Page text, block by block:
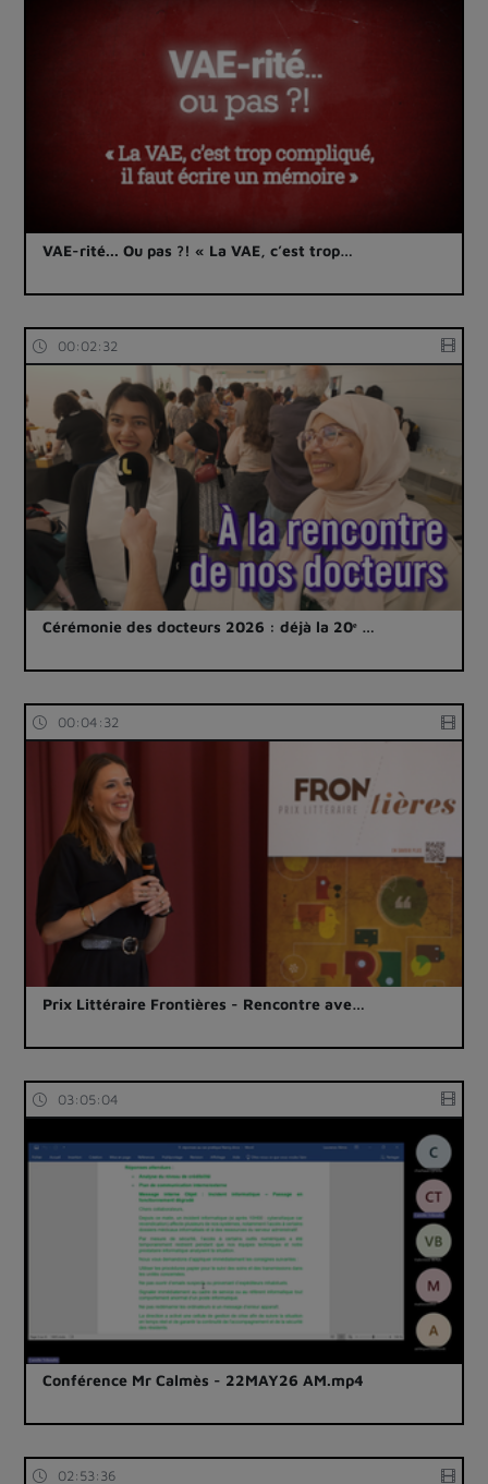
VAE-rité... Ou pas ?! « La VAE, c’est trop…
00:02:32
Cérémonie des docteurs 2026 : déjà la 20ᵉ …
00:04:32
Prix Littéraire Frontières - Rencontre ave…
03:05:04
Conférence Mr Calmès - 22MAY26 AM.mp4
02:53:36